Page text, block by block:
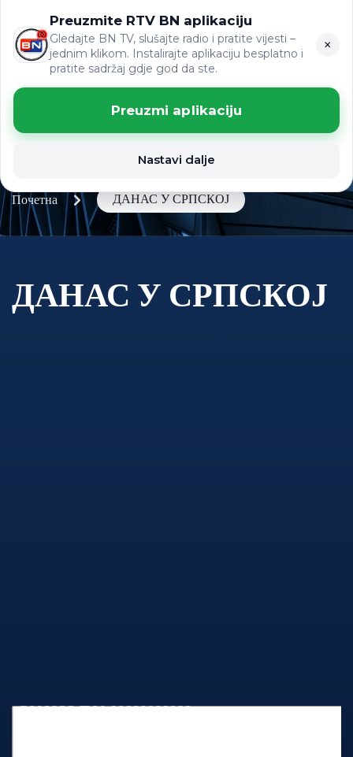
ВИЈЕСТИ LAT
Preuzmite RTV BN aplikaciju
Gledajte BN TV, slušajte radio i pratite vijesti –
jednim klikom. Instalirajte aplikaciju besplatno i
pratite sadržaj gdje god da ste.
×
Preuzmi aplikaciju
Nastavi dalje
Почетна ДАНАС У СРПСКОЈ
ДАНАС У СРПСКОЈ